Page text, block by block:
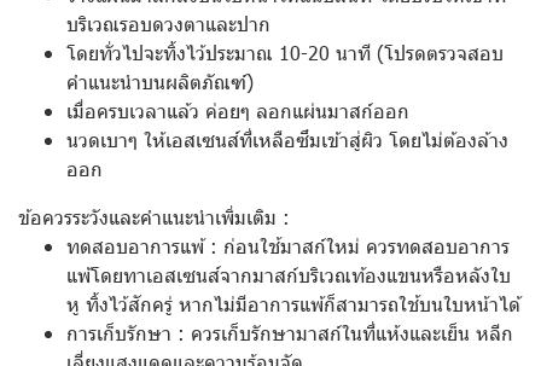
บริเวณรอบดวงตาและปาก
โดยทั่วไปจะทิ้งไว้ประมาณ 10-20 นาที (โปรดตรวจสอบ
คำแนะนำบนผลิตภัณฑ์)
เมื่อครบเวลาแล้ว ค่อยๆ ลอกแผ่นมาสก์ออก
นวดเบาๆ ให้เอสเซนส์ที่เหลือซึมเข้าสู่ผิว โดยไม่ต้องล้าง
ออก
ข้อควรระวังและคำแนะนำเพิ่มเติม :
ทดสอบอาการแพ้ : ก่อนใช้มาสก์ใหม่ ควรทดสอบอาการ
แพ้โดยทาเอสเซนส์จากมาสก์บริเวณท้องแขนหรือหลังใบ
หู ทิ้งไว้สักครู่ หากไม่มีอาการแพ้ก็สามารถใช้บนใบหน้าได้
การเก็บรักษา : ควรเก็บรักษามาสก์ในที่แห้งและเย็น หลีก